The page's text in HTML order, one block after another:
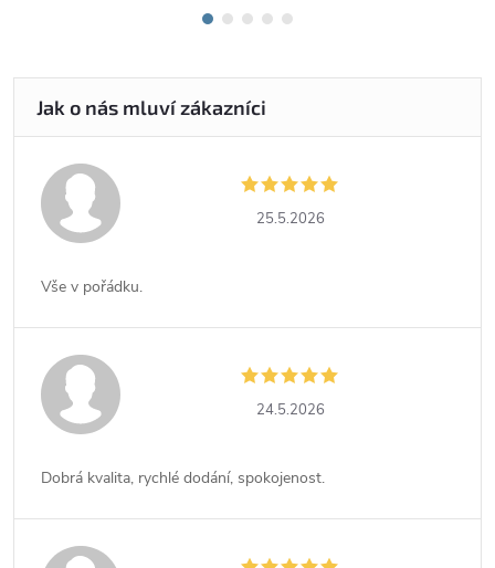
25.5.2026
Vše v pořádku.
24.5.2026
Dobrá kvalita, rychlé dodání, spokojenost.